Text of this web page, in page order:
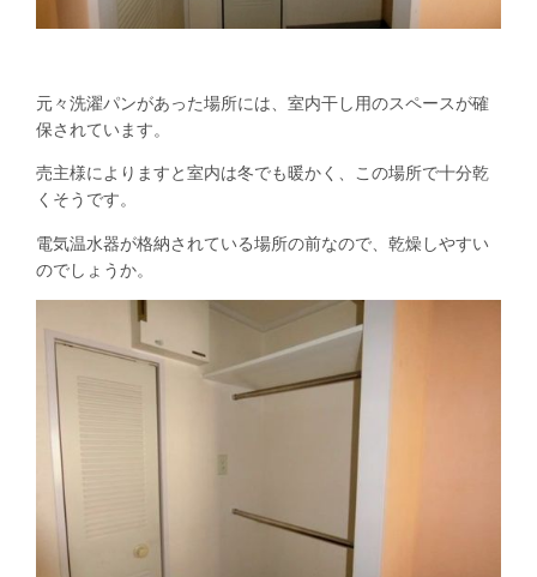
元々洗濯パンがあった場所には、室内干し用のスペースが確
保されています。
売主様によりますと室内は冬でも暖かく、この場所で十分乾
くそうです。
電気温水器が格納されている場所の前なので、乾燥しやすい
のでしょうか。